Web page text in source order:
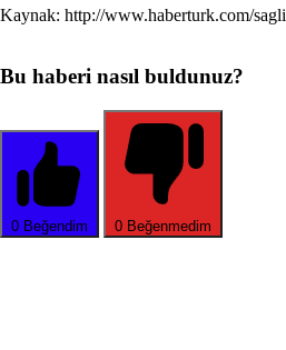
Kaynak: http://www.haberturk.com/
Bu haberi nasıl buldunuz?
0 Beğendim 0 Beğenmedim